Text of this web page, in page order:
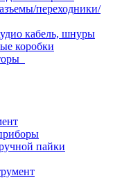
переходники/
кабель, шнуры
коробки
пайки